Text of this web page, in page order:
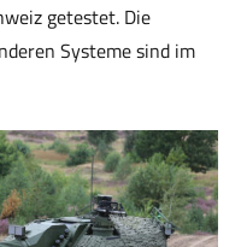
getestet. Die
Systeme sind im